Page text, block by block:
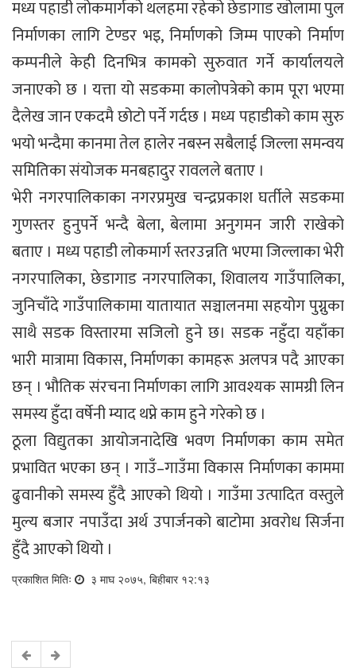
मध्य पहाडी लोकमार्गको थलहमा रहेको छेडागाड खोलामा पुल
निर्माणका लागि टेण्डर भइ, निर्माणको जिम्म पाएको निर्माण
कम्पनीले केही दिनभित्र कामको सुरुवात गर्ने कार्यालयले
जनाएको छ । यत्ता यो सडकमा कालोपत्रेको काम पूरा भएमा
दैलेख जान एकदमै छोटो पर्ने गर्दछ । मध्य पहाडीको काम सुरु
भयो भन्दैमा कानमा तेल हालेर नबस्न सबैलाई जिल्ला समन्वय
समितिका संयोजक मनबहादुर रावलले बताए ।
भेरी नगरपालिकाका नगरप्रमुख चन्द्रप्रकाश घर्तीले सडकमा
गुणस्तर हुनुपर्ने भन्दै बेला, बेलामा अनुगमन जारी राखेको
बताए । मध्य पहाडी लोकमार्ग स्तरउन्नति भएमा जिल्लाका भेरी
नगरपालिका, छेडागाड नगरपालिका, शिवालय गाउँपालिका,
जुनिचाँदे गाउँपालिकामा यातायात सञ्चालनमा सहयोग पुग्नुका
साथै सडक विस्तारमा सजिलो हुने छ। सडक नहुँदा यहाँका
भारी मात्रामा विकास, निर्माणका कामहरू अलपत्र पदै आएका
छन् । भौतिक संरचना निर्माणका लागि आवश्यक सामग्री लिन
समस्य हुँदा वर्षेनी म्याद थप्ने काम हुने गरेको छ ।
ठूला विद्युतका आयोजनादेखि भवण निर्माणका काम समेत
प्रभावित भएका छन् । गाउँ–गाउँमा विकास निर्माणका काममा
ढुवानीको समस्य हुँदै आएको थियो । गाउँमा उत्पादित वस्तुले
मुल्य बजार नपाउँदा अर्थ उपार्जनको बाटोमा अवरोध सिर्जना
हुँदै आएको थियो ।
प्रकाशित मितिः ३ माघ २०७५, बिहीबार १२:१३